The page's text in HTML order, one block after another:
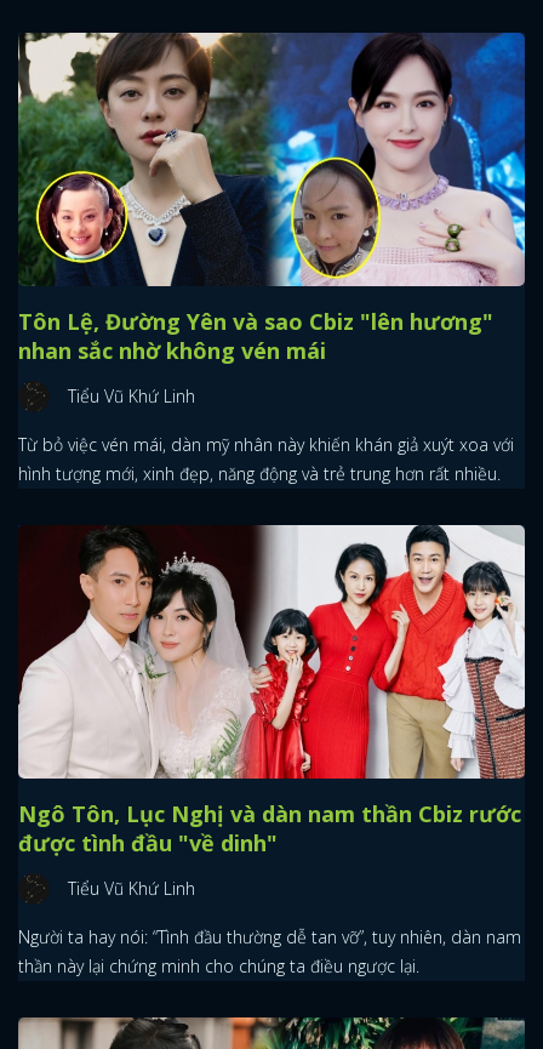
Tôn Lệ, Đường Yên và sao Cbiz "lên hương"
nhan sắc nhờ không vén mái
Tiểu Vũ Khứ Linh
Từ bỏ việc vén mái, dàn mỹ nhân này khiến khán giả xuýt xoa với
hình tượng mới, xinh đẹp, năng động và trẻ trung hơn rất nhiều.
Ngô Tôn, Lục Nghị và dàn nam thần Cbiz rước
được tình đầu "về dinh"
Tiểu Vũ Khứ Linh
Người ta hay nói: “Tình đầu thường dễ tan vỡ”, tuy nhiên, dàn nam
thần này lại chứng minh cho chúng ta điều ngược lại.